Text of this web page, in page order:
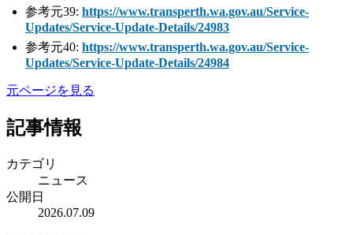
参考元39: https://www.transperth.wa.gov.au/Service-
Updates/Service-Update-Details/24983
参考元40: https://www.transperth.wa.gov.au/Service-
Updates/Service-Update-Details/24984
元ページを見る
記事情報
カテゴリ
ニュース
公開日
2026.07.09